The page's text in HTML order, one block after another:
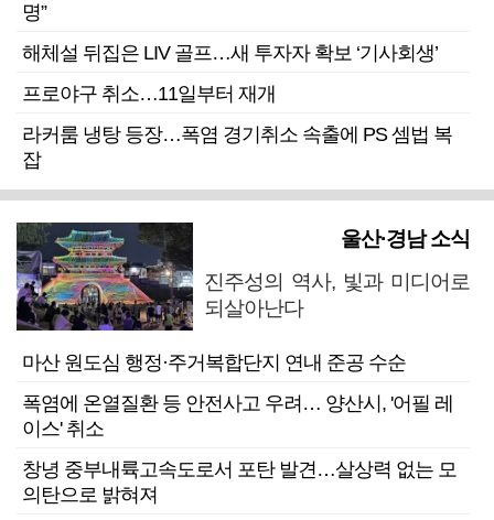
명”
해체설 뒤집은 LIV 골프…새 투자자 확보 ‘기사회생’
프로야구 취소…11일부터 재개
라커룸 냉탕 등장…폭염 경기취소 속출에 PS 셈법 복
잡
울산·경남 소식
진주성의 역사, 빛과 미디어로
되살아난다
마산 원도심 행정·주거복합단지 연내 준공 수순
폭염에 온열질환 등 안전사고 우려… 양산시, '어필 레
이스' 취소
창녕 중부내륙고속도로서 포탄 발견…살상력 없는 모
의탄으로 밝혀져